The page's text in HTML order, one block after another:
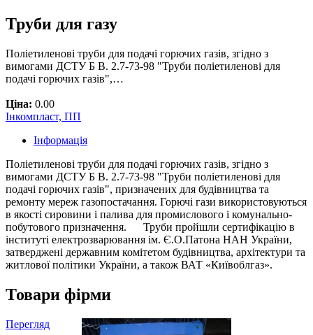
Труби для газу
Поліетиленові труби для подачі горючих газів, згідно з
вимогами ДСТУ Б В. 2.7-73-98 "Труби поліетиленові для
подачі горючих газів",…
Ціна: 0.00
Інкомпласт, ПП
Інформація
Поліетиленові труби для подачі горючих газів, згідно з
вимогами ДСТУ Б В. 2.7-73-98 "Труби поліетиленові для
подачі горючих газів", призначених для будівництва та
ремонту мереж газопостачання. Горючі гази використовуються
в якості сировини і палива для промислового і комунально-
побутового призначення. Труби пройшли сертифікацію в
інституті електрозварювання ім. Є.О.Патона НАН України,
затверджені державним комітетом будівництва, архітектури та
житлової політики України, а також ВАТ «Київоблгаз».
Товари фірми
Перегляд